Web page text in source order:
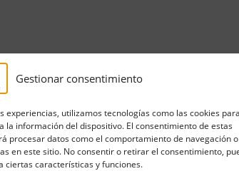
Gestionar consentimiento
experiencias, utilizamos tecnologías como las cookies para
la información del dispositivo. El consentimiento de estas
procesar datos como el comportamiento de navegación o
en este sitio. No consentir o retirar el consentimiento,
ciertas características y funciones.